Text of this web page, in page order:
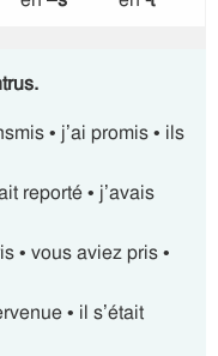
• j’ai promis • ils
reporté • j’avais
• vous aviez pris •
• il s’était